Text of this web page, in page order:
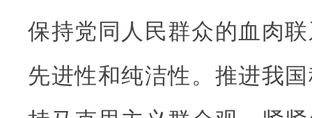
保持党同人民群众的血肉
先进性和纯洁性。推进我